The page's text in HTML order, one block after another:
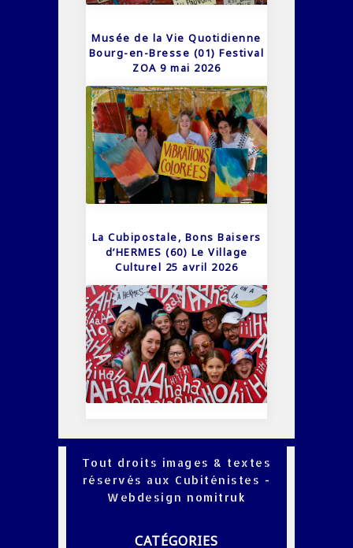
Musée de la Vie Quotidienne
Bourg-en-Bresse (01) Festival
ZOA 9 mai 2026
La Cubipostale, Bons Baisers
d’HERMES (60) Le Village
Culturel 25 avril 2026
Tout droits images & textes
réservés aux Cubiténistes -
Webdesign nomitruk
CATÉGORIES